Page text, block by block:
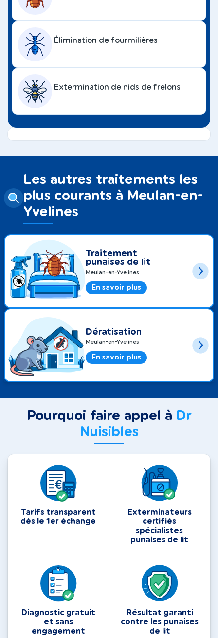
Élimination de fourmilières
Extermination de nids de frelons
Les autres traitements les
plus courants à Meulan-en-
Yvelines
Traitement
punaises de lit
Meulan-en-Yvelines
En savoir plus
Dératisation
Meulan-en-Yvelines
En savoir plus
Pourquoi faire appel à Dr
Nuisibles
Tarifs transparent
dès le 1er échange
Exterminateurs
certifiés
spécialistes
punaises de lit
Diagnostic gratuit
et sans
engagement
Résultat garanti
contre les punaises
de lit